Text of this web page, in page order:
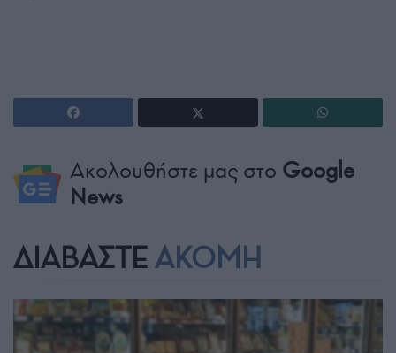
Ακολουθήστε μας στο Google
News
ΔΙΑΒΑΣΤΕ ΑΚΟΜΗ